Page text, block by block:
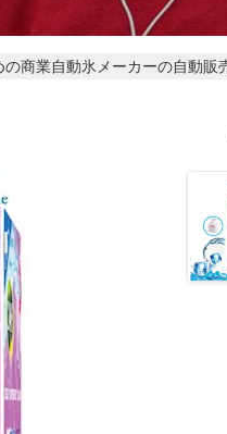
商業自動氷メーカーの自動販